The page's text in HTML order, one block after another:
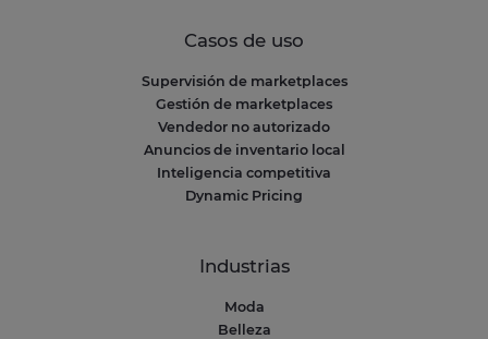
Casos de uso
Supervisión de marketplaces
Gestión de marketplaces
Vendedor no autorizado
Anuncios de inventario local
Inteligencia competitiva
Dynamic Pricing
Industrias
Moda
Belleza